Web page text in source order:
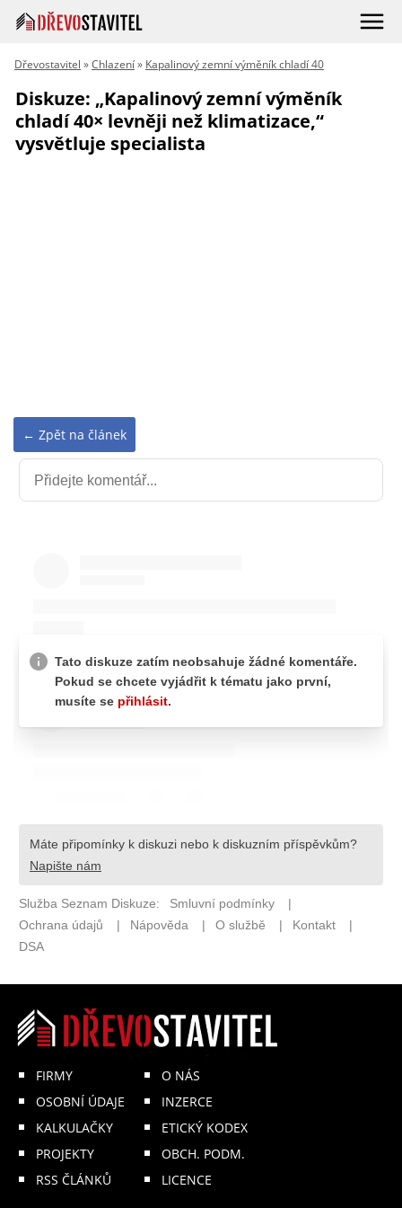
Dřevostavitel »Chlazení» Kapalinový zemní výměník chladí 40
Diskuze: „Kapalinový zemní výměník
chladí 40× levněji než klimatizace,“
vysvětluje specialista
← Zpět na článek
FIRMY
OSOBNÍ ÚDAJE
KALKULAČKY
PROJEKTY
RSS ČLÁNKŮ
O NÁS
INZERCE
ETICKÝ KODEX
OBCH. PODM.
LICENCE